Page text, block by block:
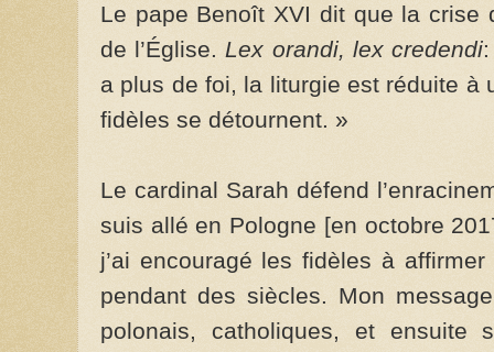
Le pape Benoît XVI dit que la crise
de l’Église.Lex orandi, lex credendi:
a plus de foi, la liturgie est réduite à
fidèles se détournent. »
Le cardinal Sarah défend
suis allé en Pologne [en octobre
j’ai encouragé les fidèles à
pendant des siècles. Mon
polonais, catholiques, et ensuite